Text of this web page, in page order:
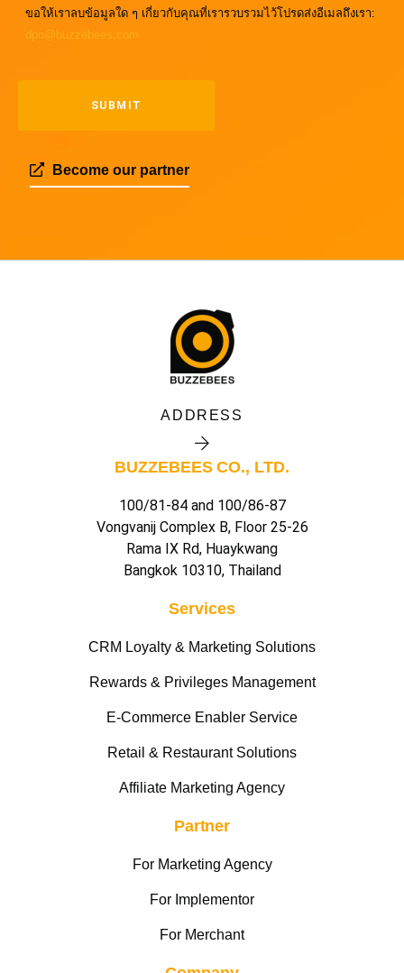
ขอให้เราลบข้อมูลใด ๆ เกี่ยวกับคุณที่เรารวบรวมไว้โปรดส่งอีเมลถึงเรา:
dpo@buzzebees.com
Become our partner
ADDRESS
BUZZEBEES CO., LTD.
100/81-84 and 100/86-87
Vongvanij Complex B, Floor 25-26
Rama IX Rd, Huaykwang
Bangkok 10310, Thailand
Services
CRM Loyalty & Marketing Solutions
Rewards & Privileges Management
E-Commerce Enabler Service
Retail & Restaurant Solutions
Affiliate Marketing Agency
Partner
For Marketing Agency
For Implementor
For Merchant